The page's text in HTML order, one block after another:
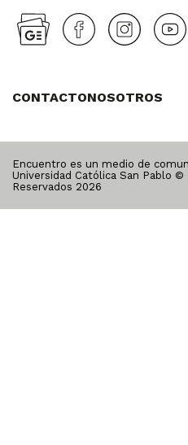
CONTACTONOSOTROS
Encuentro es un medio de
Universidad Católica San Pablo
Reservados 2026